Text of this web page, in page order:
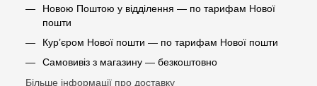
Новою Поштою у відділення — по тарифам Нової
пошти
Кур’єром Нової пошти — по тарифам Нової пошти
Самовивіз з магазину — безкоштовно
Більше інформації про доставку